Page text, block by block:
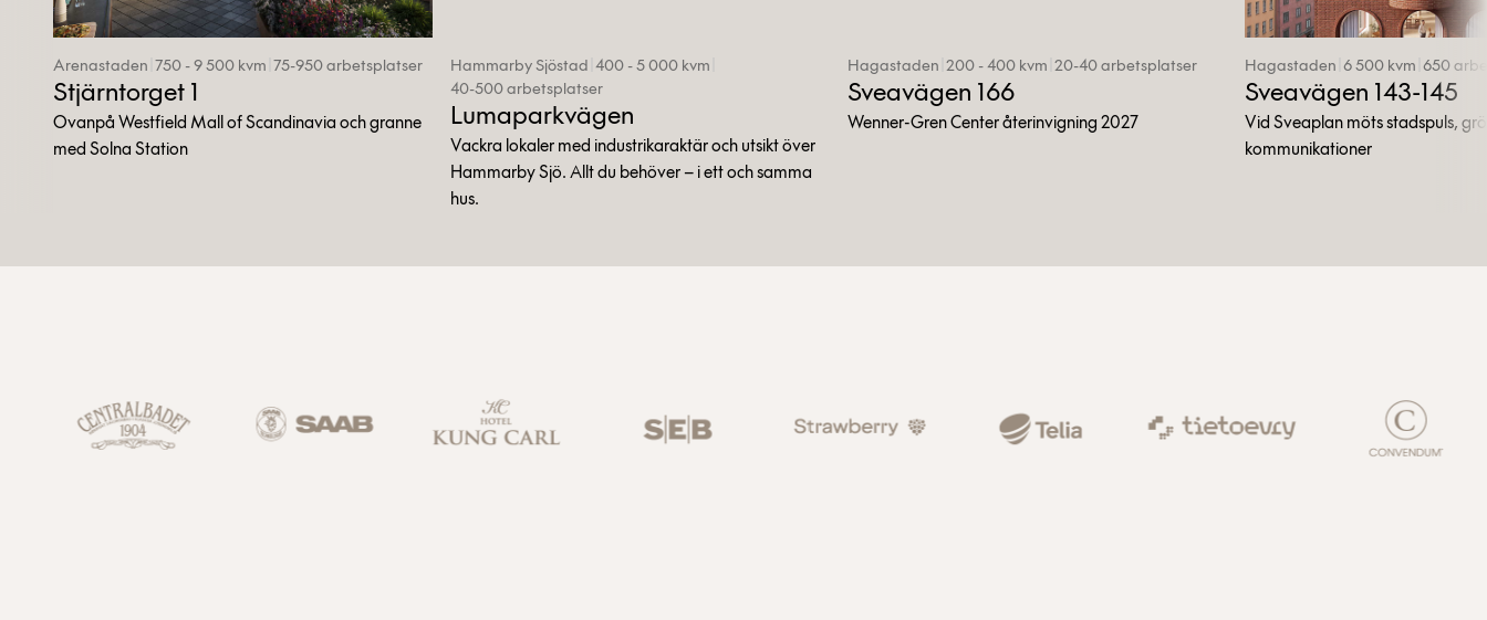
Arenastaden 750 - 9 500 kvm 75-950 arbetsplatser
Stjärntorget 1
Ovanpå Westfield Mall of Scandinavia och granne
med Solna Station
Hammarby Sjöstad 400 - 5 000 kvm
40-500 arbetsplatser
Lumaparkvägen
Vackra lokaler med industrikaraktär och utsikt över
Hammarby Sjö. Allt du behöver – i ett och samma
hus.
Hagastaden 200 - 400 kvm 20-40 arbetsplatser
Sveavägen 166
Wenner-Gren Center återinvigning 2027
Hagastaden 6 500 kvm 650
Sveavägen 143-145
Vid Sveaplan möts stadspuls,
kommunikationer